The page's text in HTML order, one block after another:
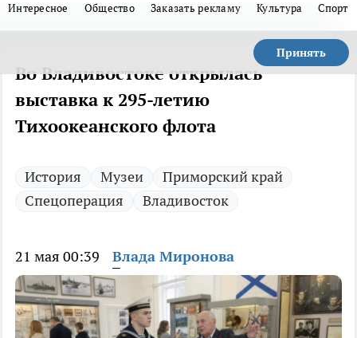
Интересное Общество Заказать рекламу Культура Спорт
Принять
Во Владивостоке открылась
выставка к 295-летию
Тихоокеанского флота
История Музеи
Приморский край
Спецоперация
Владивосток
21 мая 00:39 Влада Миронова